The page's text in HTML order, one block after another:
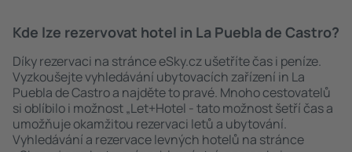
Kde lze rezervovat hotel in La Puebla de Castro?
Díky rezervaci na stránce eSky.cz ušetříte čas i peníze.
Vyzkoušejte vyhledávání ubytovacích zařízení in La
Puebla de Castro a najděte to pravé. Mnoho cestovatelů
si oblíbilo i možnost „Let+Hotel - tato možnost šetří čas a
umožňuje okamžitou rezervaci letů a ubytování.
Vyhledávání a rezervace levných hotelů na stránce